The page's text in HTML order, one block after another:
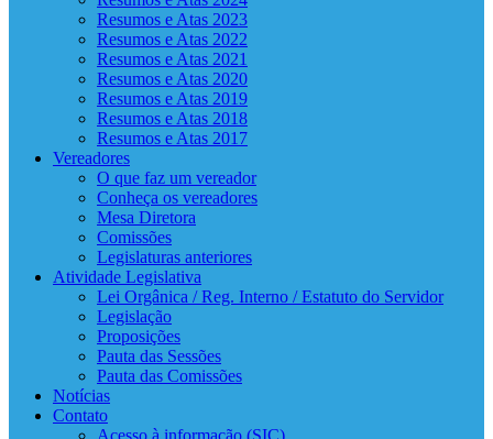
Resumos e Atas 2023
Resumos e Atas 2022
Resumos e Atas 2021
Resumos e Atas 2020
Resumos e Atas 2019
Resumos e Atas 2018
Resumos e Atas 2017
Vereadores
O que faz um vereador
Conheça os vereadores
Mesa Diretora
Comissões
Legislaturas anteriores
Atividade Legislativa
Lei Orgânica / Reg. Interno / Estatuto do Servidor
Legislação
Proposições
Pauta das Sessões
Pauta das Comissões
Notícias
Contato